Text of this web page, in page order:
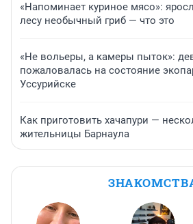
«Напоминает куриное мясо»:
лесу необычный гриб — что это
«Не вольеры, а камеры пыток»:
пожаловалась на состояние
Уссурийске
Как приготовить хачапури —
жительницы Барнаула